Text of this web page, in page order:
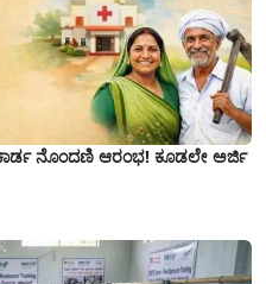
ನೊಂದಣಿ ಆರಂಭ! ಕೂಡಲೇ ಅರ್ಜಿ